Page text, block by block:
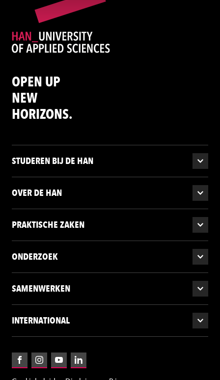
cookiestatement
OPEN UP
NEW
HORIZONS.
STUDEREN BIJ DE HAN
OVER DE HAN
PRAKTISCHE ZAKEN
ONDERZOEK
SAMENWERKEN
INTERNATIONAL
FacebookInstagramYouTubeLinkedIn